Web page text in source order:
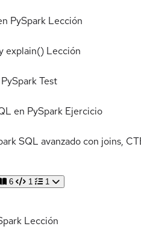
PySpark Lección
explain() Lección
Test
en PySpark Ejercicio
SQL avanzado con joins,
6 1 1
Lección